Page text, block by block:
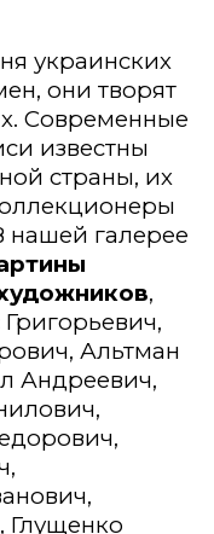
украинских
они творят
Современные
известны
страны, их
нашей галерее
,
Альтман
Андреевич,
Глущенко